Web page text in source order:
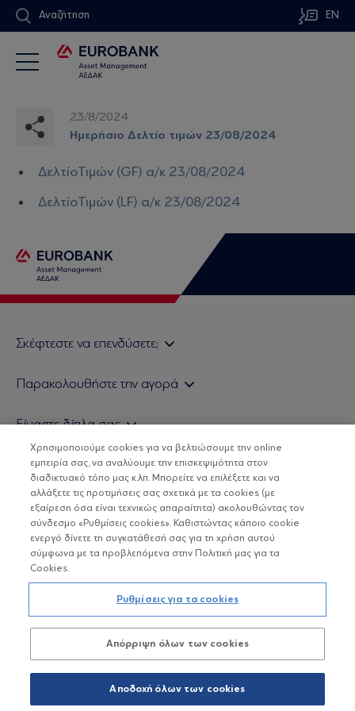
Αναζήτηση EN
23/8/2024
Ημερήσιο Δελτίο τιμών 23/08/2024
ΔελτίοΤιμών (GF) α/κ 23/08/2024
ΔελτίοΤιμών (LF) α/κ 23/08/2024
Σκέφτεστε να επενδύσετε;
Τιμολογιακή Πολιτική
Δείτε τις πολιτικές μας
Βασικές Γνώσεις
Παρακολουθήστε την αγορά
Τα νέα μας
Χρήσιμοι σύνδεσμοι
Είμαστε δίπλα σας
H Eurobank Asset Management ΑΕΔΑΚ
Επενδυτική φιλοσοφία ESG
Πιστοποιημένα στελέχη και συνεργάτες
Αποστολή Βιογραφικών
ΟΙ ΟΣΕΚΑ ΔΕΝ ΕΧΟΥΝ ΕΓΓΥΗΜΕΝΗ ΑΠΟΔΟΣΗ ΚΑΙ ΟΙ
ΠΡΟΗΓΟΥΜΕΝΕΣ ΑΠΟΔΟΣΕΙΣ ΔΕΝ ΔΙΑΣΦΑΛΙΖΟΥΝ ΤΙΣ
ΜΕΛΛΟΝΤΙΚΕΣ
Copyright © Eurobank ΑΕΔΑΚ
Προστασία Προσωπικών Δεδομένων
Όροι χρήσης
Πολιτική cookies
Χρησιμοποιούμε cookies για να βελτιώσουμε την online
εμπειρία σας, να αναλύουμε την επισκεψιμότητα στον
διαδικτυακό τόπο μας κ.λπ. Μπορείτε να επιλέξετε και να
αλλάξετε τις προτιμήσεις σας σχετικά με τα cookies (με
εξαίρεση όσα είναι τεχνικώς απαραίτητα) ακολουθώντας τον
σύνδεσμο «Ρυθμίσεις cookies». Καθιστώντας κάποιο cookie
ενεργό δίνετε τη συγκατάθεσή σας για τη χρήση αυτού
σύμφωνα με τα προβλεπόμενα στην Πολιτική μας για τα
Cookies.
Ρυθμίσεις για τα cookies
Απόρριψη όλων των cookies
Αποδοχή όλων των cookies